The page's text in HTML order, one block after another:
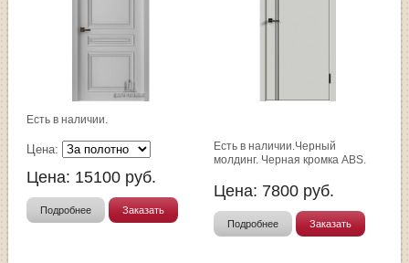
Есть в наличии.
Цена:
Цена: 15100 руб.
Подробнее Заказать
Есть в наличии.Черный
молдинг. Черная кромка ABS.
Цена: 7800 руб.
Подробнее Заказать